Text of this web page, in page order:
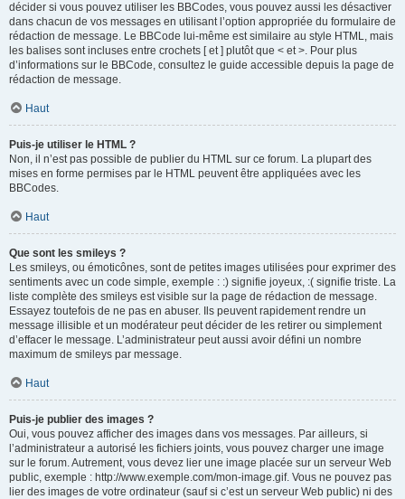
décider si vous pouvez utiliser les BBCodes, vous pouvez aussi les désactiver
dans chacun de vos messages en utilisant l’option appropriée du formulaire de
rédaction de message. Le BBCode lui-même est similaire au style HTML, mais
les balises sont incluses entre crochets [ et ] plutôt que < et >. Pour plus
d’informations sur le BBCode, consultez le guide accessible depuis la page de
rédaction de message.
Haut
Puis-je utiliser le HTML ?
Non, il n’est pas possible de publier du HTML sur ce forum. La plupart des
mises en forme permises par le HTML peuvent être appliquées avec les
BBCodes.
Haut
Que sont les smileys ?
Les smileys, ou émoticônes, sont de petites images utilisées pour exprimer des
sentiments avec un code simple, exemple : :) signifie joyeux, :( signifie triste. La
liste complète des smileys est visible sur la page de rédaction de message.
Essayez toutefois de ne pas en abuser. Ils peuvent rapidement rendre un
message illisible et un modérateur peut décider de les retirer ou simplement
d’effacer le message. L’administrateur peut aussi avoir défini un nombre
maximum de smileys par message.
Haut
Puis-je publier des images ?
Oui, vous pouvez afficher des images dans vos messages. Par ailleurs, si
l’administrateur a autorisé les fichiers joints, vous pouvez charger une image
sur le forum. Autrement, vous devez lier une image placée sur un serveur Web
public, exemple : http://www.exemple.com/mon-image.gif. Vous ne pouvez pas
lier des images de votre ordinateur (sauf si c’est un serveur Web public) ni des